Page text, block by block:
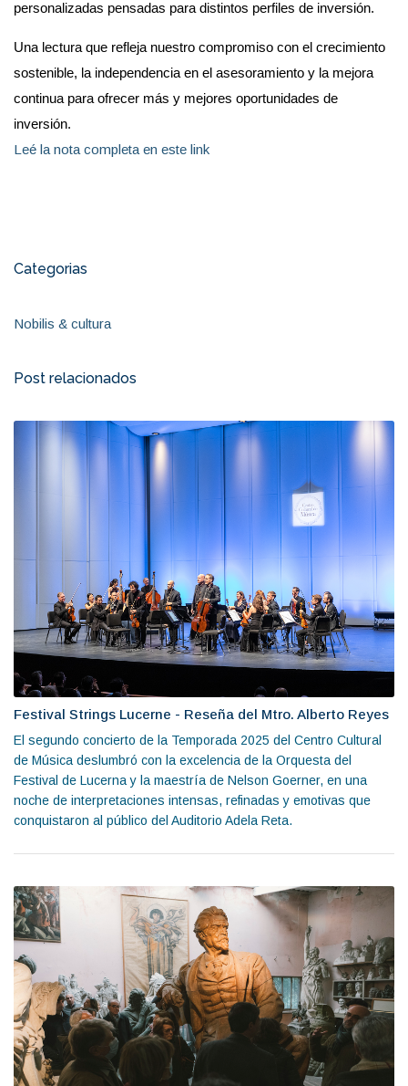
personalizadas pensadas para distintos perfiles de inversión.
Una lectura que refleja nuestro compromiso con el crecimiento
sostenible, la independencia en el asesoramiento y la mejora
continua para ofrecer más y mejores oportunidades de
inversión.
Leé la nota completa en este link
Categorias
Nobilis & cultura
Post relacionados
Festival Strings Lucerne - Reseña del Mtro. Alberto Reyes
El segundo concierto de la Temporada 2025 del Centro Cultural
de Música deslumbró con la excelencia de la Orquesta del
Festival de Lucerna y la maestría de Nelson Goerner, en una
noche de interpretaciones intensas, refinadas y emotivas que
conquistaron al público del Auditorio Adela Reta.